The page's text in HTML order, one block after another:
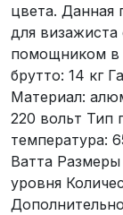
цвета. Данная
для
помощником в
брутто: 14 кг
Материал:
220 вольт Тип
температура:
Ватта
уровня